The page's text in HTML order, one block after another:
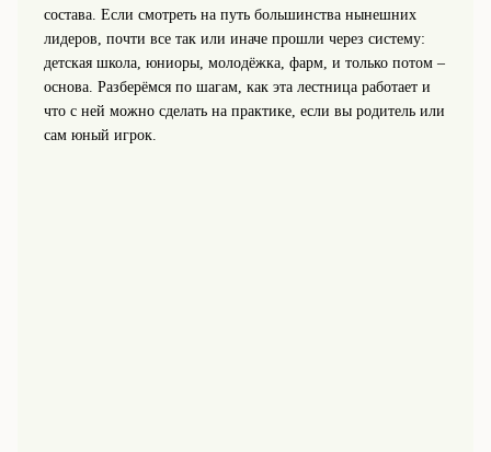
состава. Если смотреть на путь большинства нынешних
лидеров, почти все так или иначе прошли через систему:
детская школа, юниоры, молодёжка, фарм, и только потом –
основа. Разберёмся по шагам, как эта лестница работает и
что с ней можно сделать на практике, если вы родитель или
сам юный игрок.